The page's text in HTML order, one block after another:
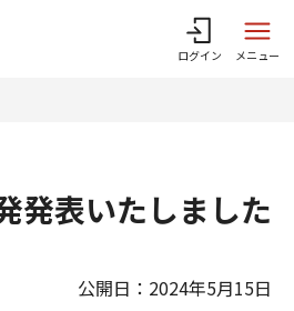
ログイン メニュー
発表いたしました
公開日：2024年5月15日